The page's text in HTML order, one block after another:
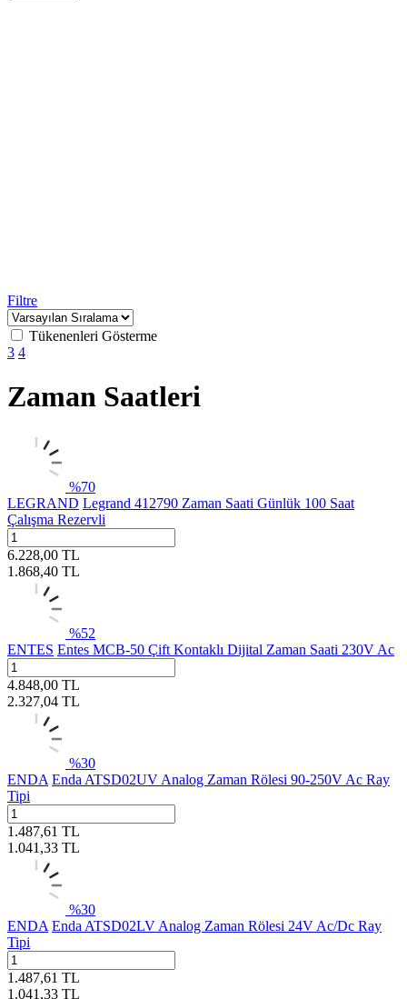
Filtre
Tükenenleri Gösterme
3 4
Zaman Saatleri
%70
LEGRAND Legrand 412790 Zaman Saati Günlük 100 Saat
Çalışma Rezervli
6.228,00 TL
1.868,40 TL
%52
ENTES Entes MCB-50 Çift Kontaklı Dijital Zaman Saati 230V Ac
4.848,00 TL
2.327,04 TL
%30
ENDA Enda ATSD02UV Analog Zaman Rölesi 90-250V Ac Ray
Tipi
1.487,61 TL
1.041,33 TL
%30
ENDA Enda ATSD02LV Analog Zaman Rölesi 24V Ac/Dc Ray
Tipi
1.487,61 TL
1.041,33 TL